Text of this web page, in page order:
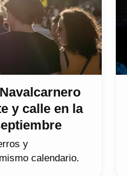
y calle en la
y
calendario.